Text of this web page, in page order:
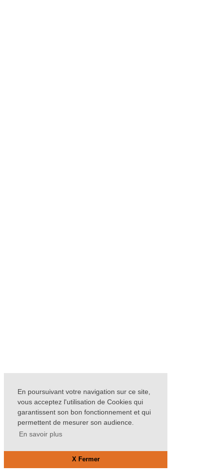
En poursuivant votre navigation sur ce site,
vous acceptez l'utilisation de Cookies qui
garantissent son bon fonctionnement et qui
permettent de mesurer son audience.
En savoir plus
X Fermer